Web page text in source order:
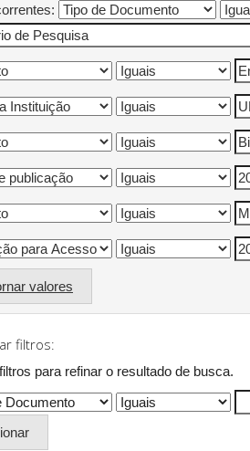
valores
filtros:
para refinar o resultado de busca.